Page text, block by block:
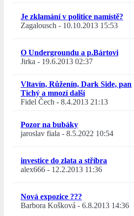
Je zklamání v politice namístě?
Zagalousch - 10.10.2013 15:53
O Undergroundu a p.Bártovi
Jirka - 19.6.2013 02:37
Vltavín, Růženín, Dark Side, pan
Tichý a mnozí další
Fidel Čech - 8.4.2013 21:13
Pozor na bubáky
jaroslav fiala - 8.5.2022 10:54
investice do zlata a stříbra
alex666 - 12.2.2013 11:36
Nová expozice ???
Barbora Košková - 6.8.2013 14:36